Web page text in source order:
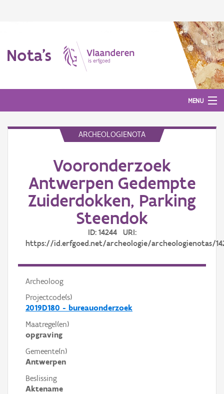
Nota's
MENU
ARCHEOLOGIENOTA
Vooronderzoek
Antwerpen Gedempte
Zuiderdokken, Parking
Steendok
ID: 14244 URI:
https://id.erfgoed.net/archeologie/archeologienotas/
Archeoloog
Projectcode(s)
2019D180 - bureauonderzoek
Maatregel(en)
opgraving
Gemeente(n)
Antwerpen
Beslissing
Aktename